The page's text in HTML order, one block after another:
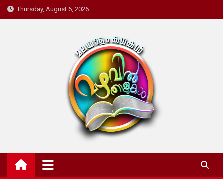
Skip
to
Thursday, August 6, 2026
Mazhavil Thalukal
Malayalam Kadhakal